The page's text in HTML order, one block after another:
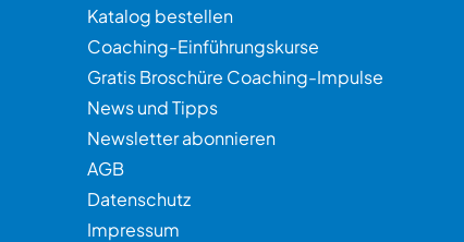
Katalog bestellen
Coaching-Einführungskurse
Gratis Broschüre Coaching-Impulse
News und Tipps
Newsletter abonnieren
AGB
Datenschutz
Impressum